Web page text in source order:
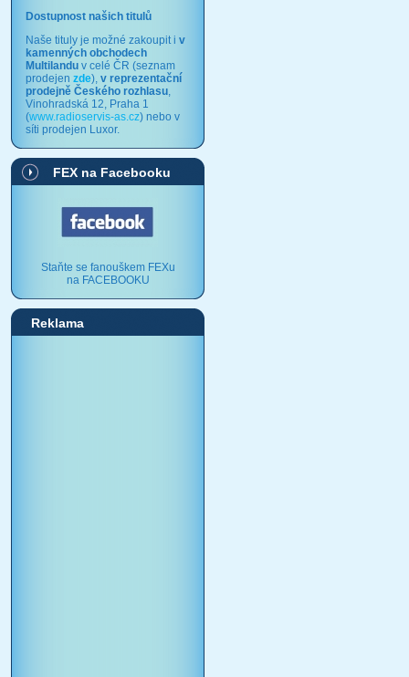
Dostupnost našich titulů
Naše tituly je možné zakoupit i v
kamenných obchodech
Multilandu v celé ČR (seznam
prodejen zde), v reprezentační
prodejně Českého rozhlasu,
Vinohradská 12, Praha 1
(www.radioservis-as.cz) nebo v
síti prodejen Luxor.
FEX na Facebooku
Staňte se fanouškem FEXu
na FACEBOOKU
Reklama